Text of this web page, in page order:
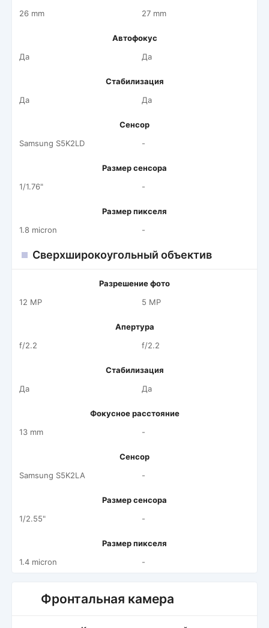
26 mm
27 mm
Автофокус
Да
Да
Стабилизация
Да
Да
Сенсор
Samsung S5K2LD
-
Размер сенсора
1/1.76"
-
Размер пикселя
1.8 micron
-
Сверхширокоугольный объектив
Разрешение фото
12 MP
5 MP
Апертура
f/2.2
f/2.2
Стабилизация
Да
Да
Фокусное расстояние
13 mm
-
Сенсор
Samsung S5K2LA
-
Размер сенсора
1/2.55"
-
Размер пикселя
1.4 micron
-
Фронтальная камера